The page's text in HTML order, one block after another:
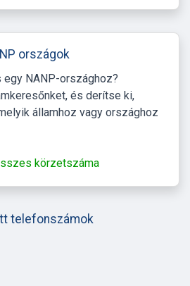
országok
NANP-országhoz?
és derítse ki,
államhoz vagy országhoz
körzetszáma
telefonszámok